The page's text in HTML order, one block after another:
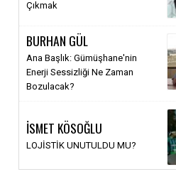
Çıkmak
BURHAN GÜL
Ana Başlık: Gümüşhane'nin
Enerji Sessizliği Ne Zaman
Bozulacak?
İSMET KÖSOĞLU
LOJİSTİK UNUTULDU MU?